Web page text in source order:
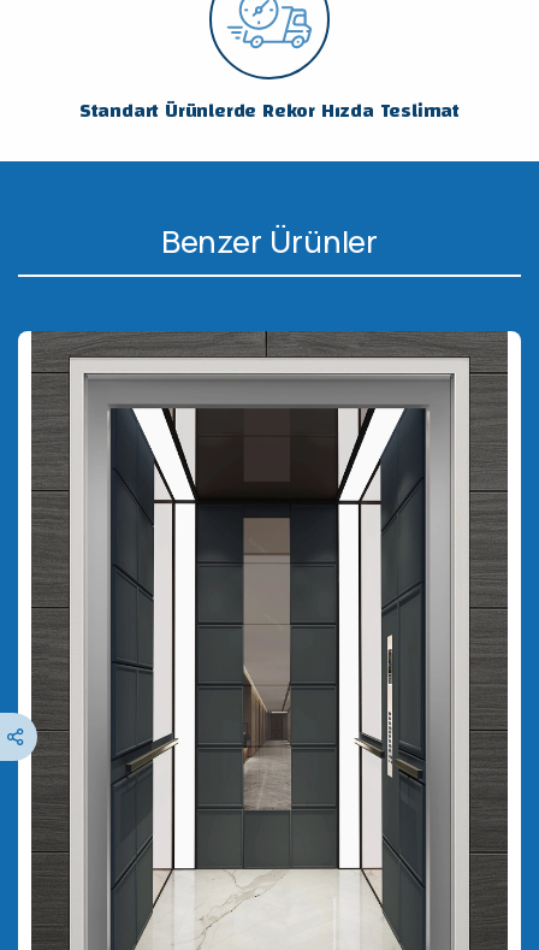
Standart Ürünlerde Rekor Hızda Teslimat
Benzer Ürünler